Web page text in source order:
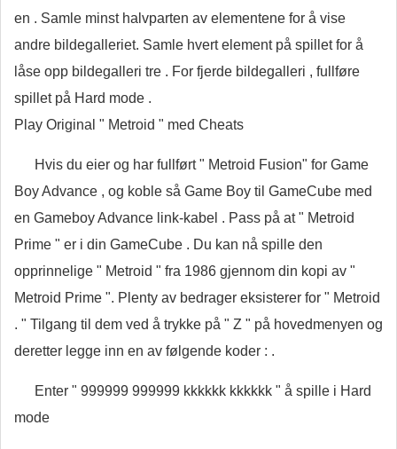
en . Samle minst halvparten av elementene for å vise
andre bildegalleriet. Samle hvert element på spillet for å
låse opp bildegalleri tre . For fjerde bildegalleri , fullføre
spillet på Hard mode .
Play Original " Metroid " med Cheats
Hvis du eier og har fullført " Metroid Fusion" for Game
Boy Advance , og koble så Game Boy til GameCube med
en Gameboy Advance link-kabel . Pass på at " Metroid
Prime " er i din GameCube . Du kan nå spille den
opprinnelige " Metroid " fra 1986 gjennom din kopi av "
Metroid Prime ". Plenty av bedrager eksisterer for " Metroid
. " Tilgang til dem ved å trykke på " Z " på hovedmenyen og
deretter legge inn en av følgende koder : .
Enter " 999999 999999 kkkkkk kkkkkk " å spille i Hard
mode